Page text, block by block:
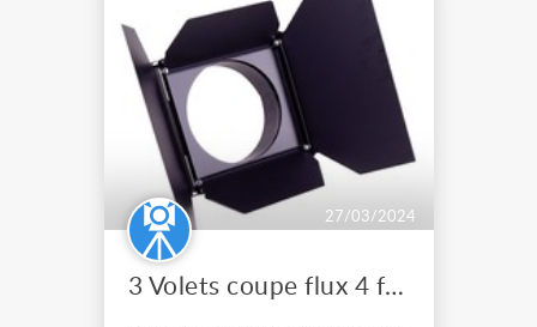
27/03/2024
3 Volets coupe flux 4 faces